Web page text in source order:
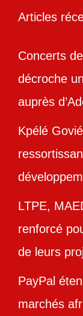
Articles
Concerts
décroche
auprès
Kpélé
LTPE,
renforcé
de leurs
PayPal
marchés